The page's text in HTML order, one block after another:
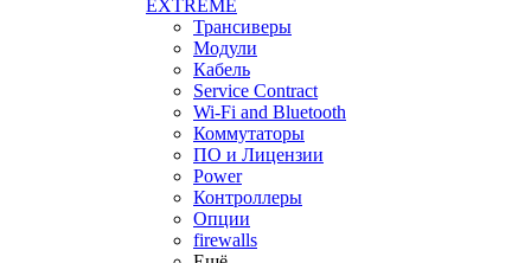
EXTREME
Трансиверы
Модули
Кабель
Service Contract
Wi-Fi and Bluetooth
Коммутаторы
ПО и Лицензии
Power
Контроллеры
Опции
firewalls